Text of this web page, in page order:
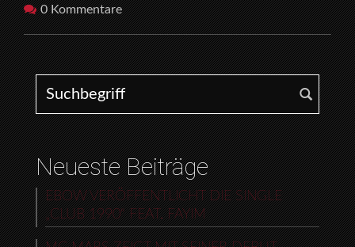
0 Kommentare
Search for:
Neueste Beiträge
EBOW VERÖFFENTLICHT DIE SINGLE
„CLUB 1990“ FEAT. FAYIM